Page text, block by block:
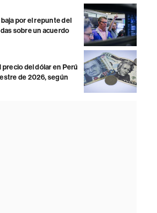
por el repunte del
sobre un acuerdo
del dólar en Perú
de 2026, según